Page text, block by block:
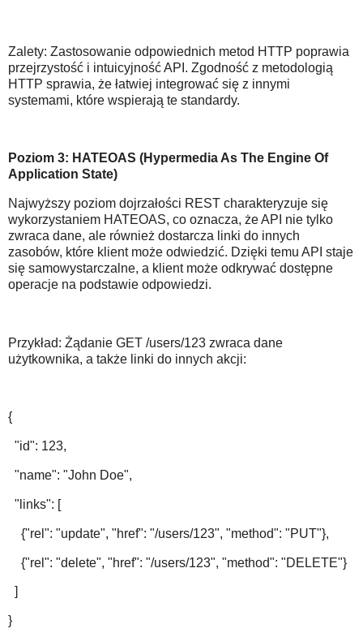
Zalety: Zastosowanie odpowiednich metod HTTP poprawia
przejrzystość i intuicyjność API. Zgodność z metodologią
HTTP sprawia, że łatwiej integrować się z innymi
systemami, które wspierają te standardy.
Poziom 3: HATEOAS (Hypermedia As The Engine Of
Application State)
Najwyższy poziom dojrzałości REST charakteryzuje się
wykorzystaniem HATEOAS, co oznacza, że API nie tylko
zwraca dane, ale również dostarcza linki do innych
zasobów, które klient może odwiedzić. Dzięki temu API staje
się samowystarczalne, a klient może odkrywać dostępne
operacje na podstawie odpowiedzi.
Przykład: Żądanie GET /users/123 zwraca dane
użytkownika, a także linki do innych akcji:
{
"id": 123,
"name": "John Doe",
"links": [
{"rel": "update", "href": "/users/123", "method": "PUT"},
{"rel": "delete", "href": "/users/123", "method": "DELETE"}
]
}